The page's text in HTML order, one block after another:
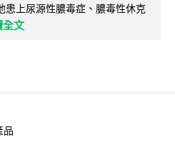
患上尿源性膿毒症、膿毒性休克
全文
品